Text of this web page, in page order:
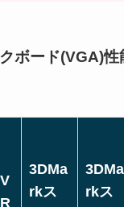
ボード(VGA)性
V
R
3DMa
rkス
3DMa
rkス